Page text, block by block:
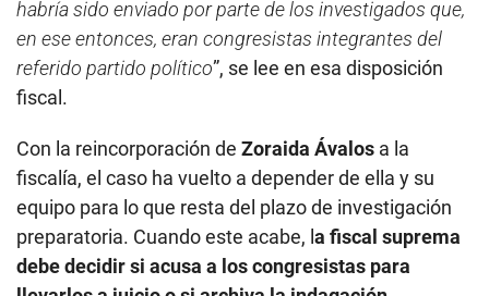
fiscalía, el caso ha vuelto a depender de ella y su
equipo para lo que resta del plazo de investigación
preparatoria. Cuando este acabe, l
a fiscal suprema
llevarlos a juicio o si archiva la indagación.
“Respecto a los dichos de Sacha, son solo eso:
“dichos” que a la fecha no tienen la más mínima
corroboración con ninguna otra prueba, ni testigo,
ni documentos, ni audios, nada”,
dijo Ronald Atencio